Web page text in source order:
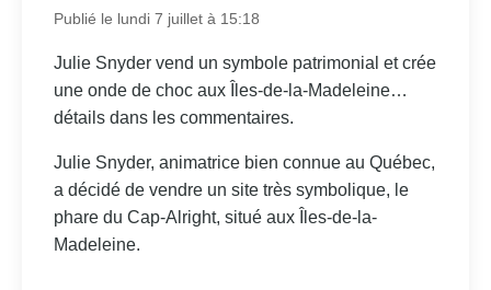
Publié le lundi 7 juillet à 15:18
Julie Snyder vend un symbole patrimonial et crée
une onde de choc aux Îles-de-la-Madeleine…
détails dans les commentaires.
Julie Snyder, animatrice bien connue au Québec,
a décidé de vendre un site très symbolique, le
phare du Cap-Alright, situé aux Îles-de-la-
Madeleine.